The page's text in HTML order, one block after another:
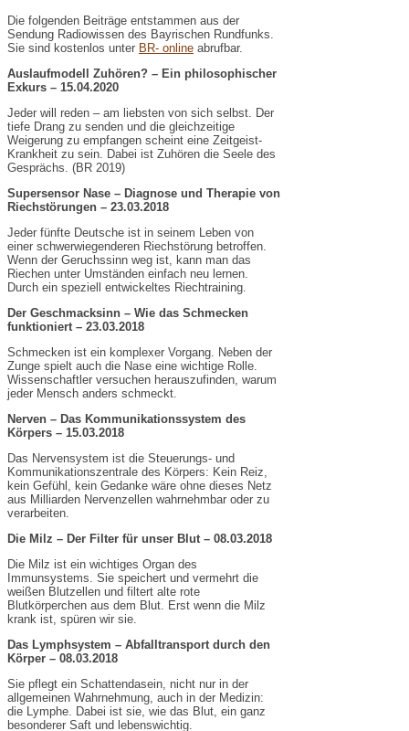
Die folgenden Beiträge entstammen aus der
Sendung Radiowissen des Bayrischen Rundfunks.
Sie sind kostenlos unter BR- online abrufbar.
Auslaufmodell Zuhören? – Ein philosophischer
Exkurs – 15.04.2020
Jeder will reden – am liebsten von sich selbst. Der
tiefe Drang zu senden und die gleichzeitige
Weigerung zu empfangen scheint eine Zeitgeist-
Krankheit zu sein. Dabei ist Zuhören die Seele des
Gesprächs. (BR 2019)
Supersensor Nase – Diagnose und Therapie von
Riechstörungen – 23.03.2018
Jeder fünfte Deutsche ist in seinem Leben von
einer schwerwiegenderen Riechstörung betroffen.
Wenn der Geruchssinn weg ist, kann man das
Riechen unter Umständen einfach neu lernen.
Durch ein speziell entwickeltes Riechtraining.
Der Geschmacksinn – Wie das Schmecken
funktioniert – 23.03.2018
Schmecken ist ein komplexer Vorgang. Neben der
Zunge spielt auch die Nase eine wichtige Rolle.
Wissenschaftler versuchen herauszufinden, warum
jeder Mensch anders schmeckt.
Nerven – Das Kommunikationssystem des
Körpers – 15.03.2018
Das Nervensystem ist die Steuerungs- und
Kommunikationszentrale des Körpers: Kein Reiz,
kein Gefühl, kein Gedanke wäre ohne dieses Netz
aus Milliarden Nervenzellen wahrnehmbar oder zu
verarbeiten.
Die Milz – Der Filter für unser Blut – 08.03.2018
Die Milz ist ein wichtiges Organ des
Immunsystems. Sie speichert und vermehrt die
weißen Blutzellen und filtert alte rote
Blutkörperchen aus dem Blut. Erst wenn die Milz
krank ist, spüren wir sie.
Das Lymphsystem – Abfalltransport durch den
Körper – 08.03.2018
Sie pflegt ein Schattendasein, nicht nur in der
allgemeinen Wahrnehmung, auch in der Medizin:
die Lymphe. Dabei ist sie, wie das Blut, ein ganz
besonderer Saft und lebenswichtig.